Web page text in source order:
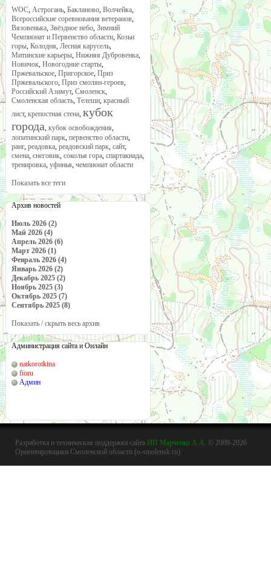
WOC, Астрогань, Бакланово, Волчейка,
Всероссийские соревнования ветеранов,
Вязовенька, Звёздное небо, Зимний
Чемпионат и Первенство области, Козьи
горы, Колодня, Лесная карусель,
Митинские карьеры, Нижняя Дубровенка,
Новичок, Новогодние старты,
Пржевальское, Пригорское, Приз
Пржевальского, Приз смолян-героев,
Российский Азимут, Смоленск,
Смоленская область, Телеши, красный
лист, крепостная стена, кубок
города, кубок освобождения,
лопатинский парк, первенство области,
ранг, реадовка, реадовский парк, сайт,
смена, снеговик, соколья гора, спартакиада,
тренировка, уфинья, чемпионат области
Показать все теги
Архив новостей
Июль 2026 (2)
Май 2026 (4)
Апрель 2026 (6)
Март 2026 (1)
Февраль 2026 (4)
Январь 2026 (2)
Декабрь 2025 (2)
Ноябрь 2025 (3)
Октябрь 2025 (7)
Сентябрь 2025 (8)
Показать / скрыть весь архив
Администрация сайта и Онлайн
natkorotkina
fioru
Админ
Разработка и техническая поддержка сайта ИП Марченко А.А. © 2009-2026
Ориентировщики Смоленской области (o-smolensk.ru)